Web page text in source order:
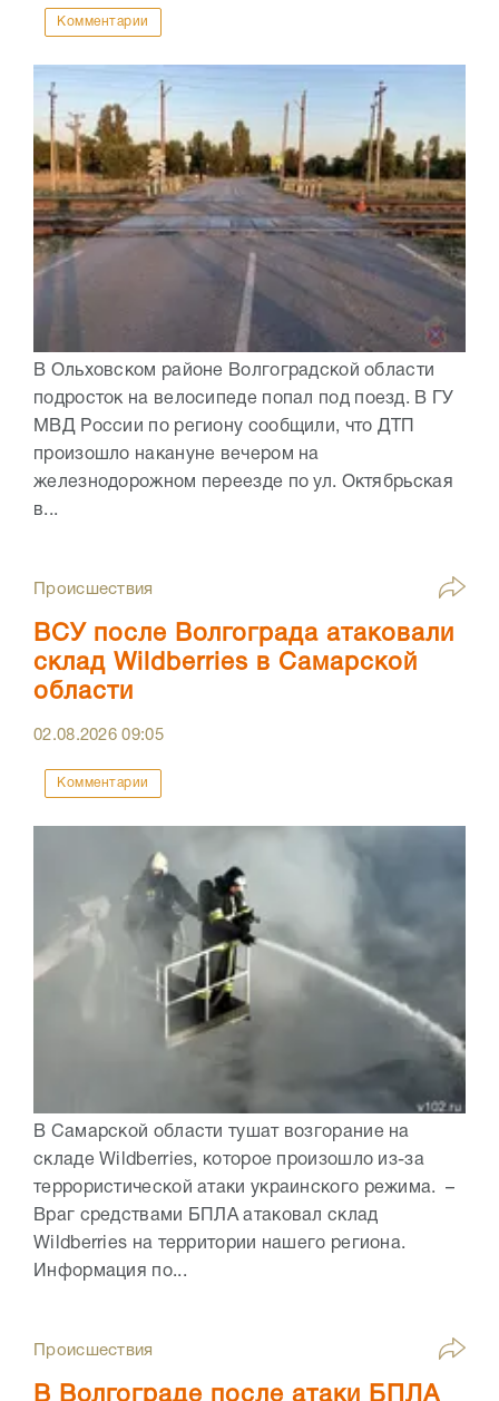
Комментарии
В Ольховском районе Волгоградской области
подросток на велосипеде попал под поезд. В ГУ
МВД России по региону сообщили, что ДТП
произошло накануне вечером на
железнодорожном переезде по ул. Октябрьская
в...
Происшествия
ВСУ после Волгограда атаковали
склад Wildberries в Самарской
области
02.08.202609:05
Комментарии
В Самарской области тушат возгорание на
складе Wildberries, которое произошло из-за
террористической атаки украинского режима. –
Враг средствами БПЛА атаковал склад
Wildberries на территории нашего региона.
Информация по...
Происшествия
В Волгограде после атаки БПЛА